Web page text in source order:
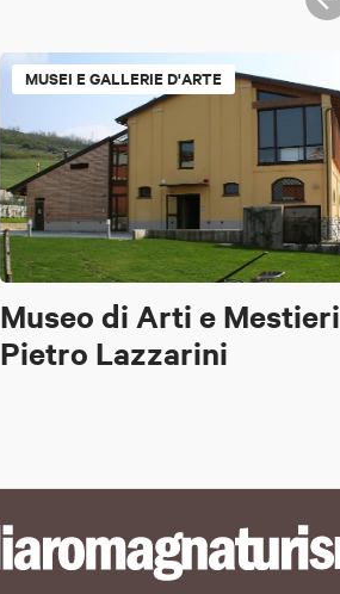
MUSEI E GALLERIE D'ARTE
Museo di Arti e Mestieri
Pietro Lazzarini